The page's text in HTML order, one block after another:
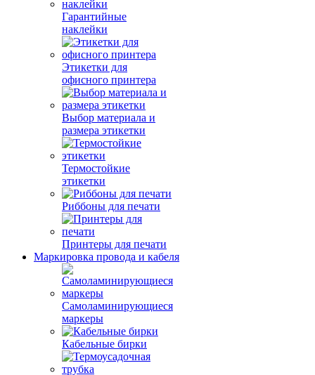
Гарантийные
наклейки
Этикетки для
офисного принтера
Выбор материала и
размера этикетки
Термостойкие
этикетки
Риббоны для печати
Принтеры для печати
Маркировка провода и кабеля
Самоламинирующиеся
маркеры
Кабельные бирки